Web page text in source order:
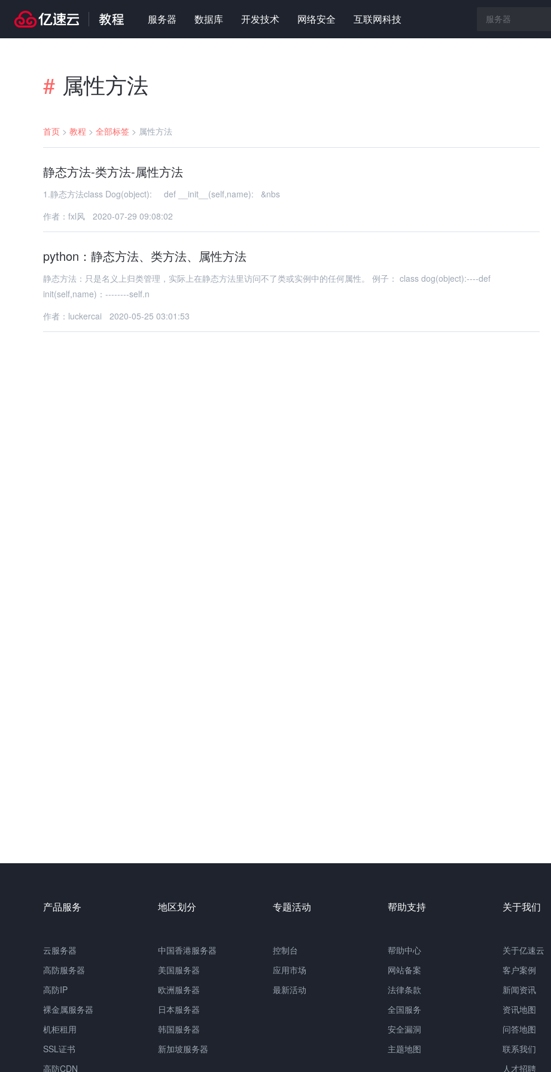
服务器 数据库 开发技术 网络安全 互联网科技
# 属性方法
首页 > 教程 > 全部标签 > 属性方法
静态方法-类方法-属性方法
1.静态方法class Dog(object): def __init__(self,name): &nbs
作者：fxl风
2020-07-29 09:08:02
python：静态方法、类方法、属性方法
静态方法：只是名义上归类管理，实际上在静态方法里访问不了类或实例中的任何属性。 例子： class dog(object):----def
init(self,name)：--------self.n
作者：luckercai
2020-05-25 03:01:53
产品服务
云服务器
高防服务器
高防IP
裸金属服务器
机柜租用
SSL证书
高防CDN
地区划分
中国香港服务器
美国服务器
欧洲服务器
日本服务器
韩国服务器
新加坡服务器
专题活动
控制台
应用市场
最新活动
帮助支持
帮助中心
网站备案
法律条款
全国服务
安全漏洞
主题地图
关于我们
关于亿速云
客户案例
新闻资讯
资讯地图
问答地图
联系我们
人才招聘